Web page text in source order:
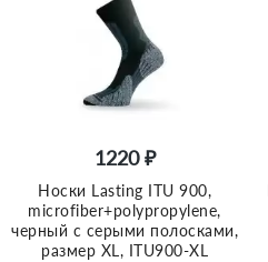
1220 ₽
Носки Lasting ITU 900,
microfiber+polypropylene,
черный с серыми полосками,
размер XL, ITU900-XL